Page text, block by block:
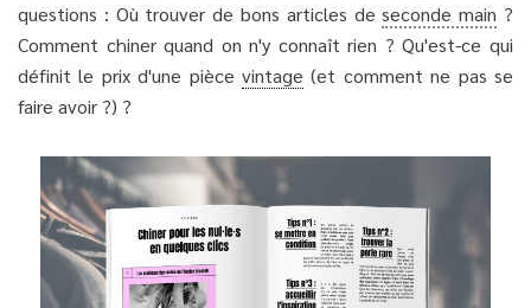
questions : Où trouver de bons articles deseconde main ?
Comment chiner quand on n'y connaît rien ? Qu'est-ce qui
définit le prix d'une pièce vintage (et comment ne pas se
faire avoir ?) ?